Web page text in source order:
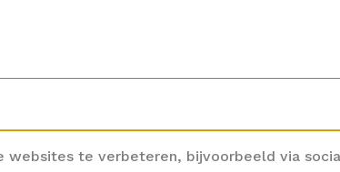
te verbeteren, bijvoorbeeld via